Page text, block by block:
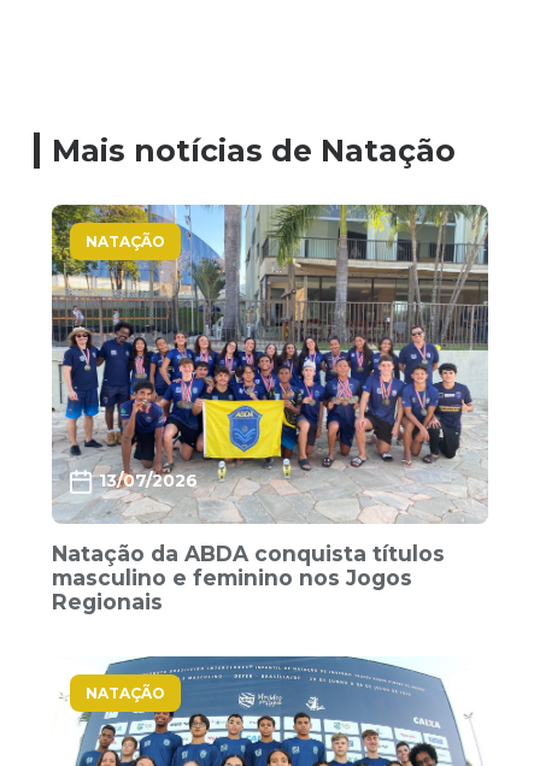
Mais notícias de Natação
NATAÇÃO
13/07/2026
Natação da ABDA conquista títulos
masculino e feminino nos Jogos
Regionais
NATAÇÃO